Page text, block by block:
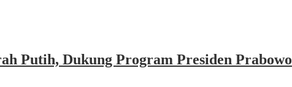
Putih, Dukung Program Presiden Prabowo